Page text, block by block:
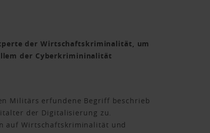
der Wirtschaftskriminalität, um
der Cyberkrimininalität
Militärs erfundene Begriff beschrieb
der Digitalisierung zu.
auf Wirtschaftskriminalität und